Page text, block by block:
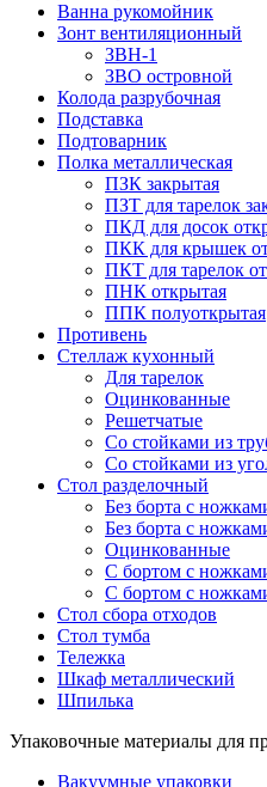
Ванна рукомойник
Зонт вентиляционный
ЗВН-1
ЗВО островной
Колода разрубочная
Подставка
Подтоварник
Полка металлическая
ПЗК закрытая
ПЗТ для тарелок
ПКД для досок
ПКК для крышек
ПКТ для тарелок
ПНК открытая
ППК полуоткрытая
Противень
Стеллаж кухонный
Для тарелок
Оцинкованные
Решетчатые
Со стойками из
Со стойками из
Стол разделочный
Без борта с
Без борта с
Оцинкованные
С бортом с
С бортом с
Стол сбора отходов
Стол тумба
Тележка
Шкаф металлический
Шпилька
Упаковочные материалы для
Вакуумные упаковки